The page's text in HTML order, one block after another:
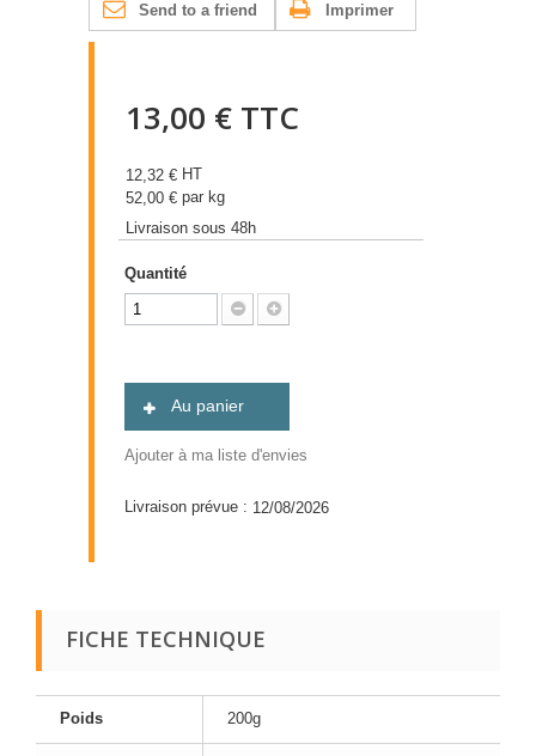
Send to a friend Imprimer
13,00 € TTC
12,32 € HT
52,00 € par kg
Livraison sous 48h
Quantité
Au panier
Ajouter à ma liste d'envies
Livraison prévue : 12/08/2026
FICHE TECHNIQUE
Poids 200g